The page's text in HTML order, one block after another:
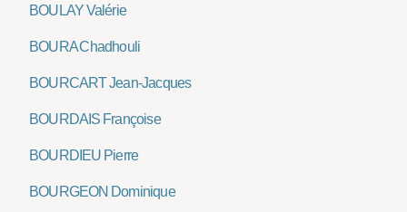
BOULAY Valérie
BOURA Chadhouli
BOURCART Jean-Jacques
BOURDAIS Françoise
BOURDIEU Pierre
BOURGEON Dominique